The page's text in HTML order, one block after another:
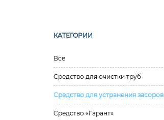
КАТЕГОРИИ
Все
Средство для очистки труб
Средство для устранения засоров
Средство «Гарант»